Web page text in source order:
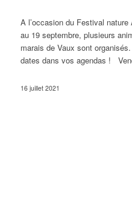
A l’occasion du Festival
au 19 septembre, plusieurs
marais de Vaux sont
dates dans vos agendas !
16 juillet 2021